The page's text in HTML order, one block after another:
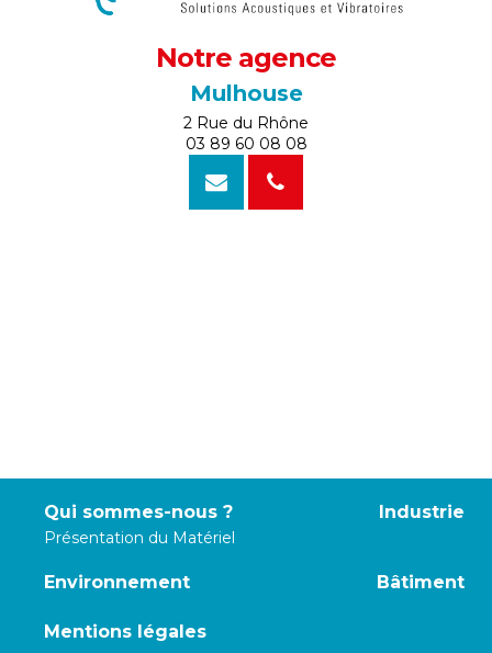
Notre agence
Mulhouse
2 Rue du Rhône
03 89 60 08 08
Qui sommes-nous ?
Présentation du Matériel
Industrie
Environnement Bâtiment
Mentions légales